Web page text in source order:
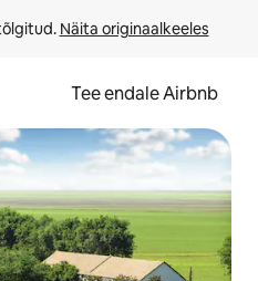
Näita originaalkeeles
Tee endale Airbnb